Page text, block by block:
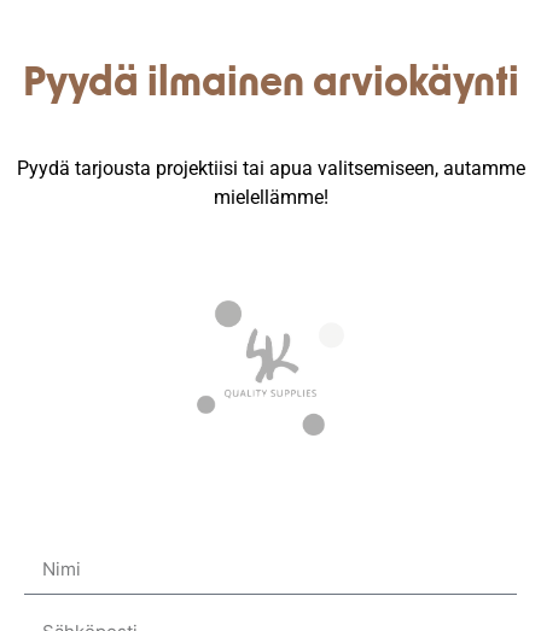
Pyydä ilmainen arviokäynti
Pyydä tarjousta projektiisi tai apua valitsemiseen, autamme
mielellämme!